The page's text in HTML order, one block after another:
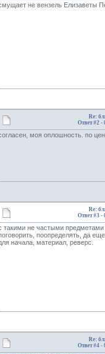
не вензель Елизаветы
Re:
Ответ #2 -
моя оплошность. по
Re:
Ответ #3 -
такими не частыми предметами
поопределять, да
начала, материал, реверс.
Re:
Ответ #4 -